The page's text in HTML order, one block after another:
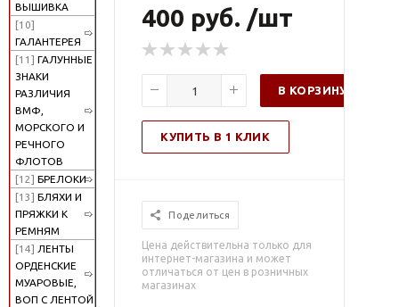
ВЫШИВКА
[10]
ГАЛАНТЕРЕЯ
[11] ГАЛУННЫЕ
ЗНАКИ
РАЗЛИЧИЯ
ВМФ,
МОРСКОГО И
РЕЧНОГО
ФЛОТОВ
[12] БРЕЛОКИ
[13] БЛЯХИ И
ПРЯЖКИ К
РЕМНЯМ
[14] ЛЕНТЫ
ОРДЕНСКИЕ
МУАРОВЫЕ,
ВОП С ЛЕНТОЙ
400 руб. /шт
В КОРЗИНУ
КУПИТЬ В 1 КЛИК
Поделиться
Цена действительна только для
интернет-магазина и может
отличаться от цен в розничных
магазинах